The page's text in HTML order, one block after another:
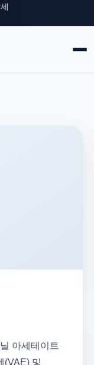
아세테이트
(VAE) 및